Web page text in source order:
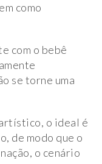
como
com o bebê
se torne uma
o ideal é
de modo que o
o cenário